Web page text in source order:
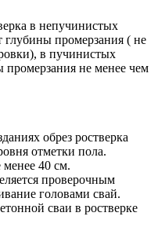
в непучинистых
глубины промерзания ( не
в пучинистых
промерзания не менее чем
обрез ростверка
отметки пола.
40 см.
проверочным
головами свай.
сваи в ростверке